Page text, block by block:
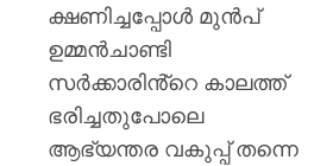
ക്ഷണിച്ചപ്പോൾ മുൻപ്
ഉമ്മൻചാണ്ടി
സർക്കാരിൻ്റെ കാലത്ത്
ഭരിച്ചതുപോലെ
ആഭ്യന്തര വകുപ്പ് തന്നെ